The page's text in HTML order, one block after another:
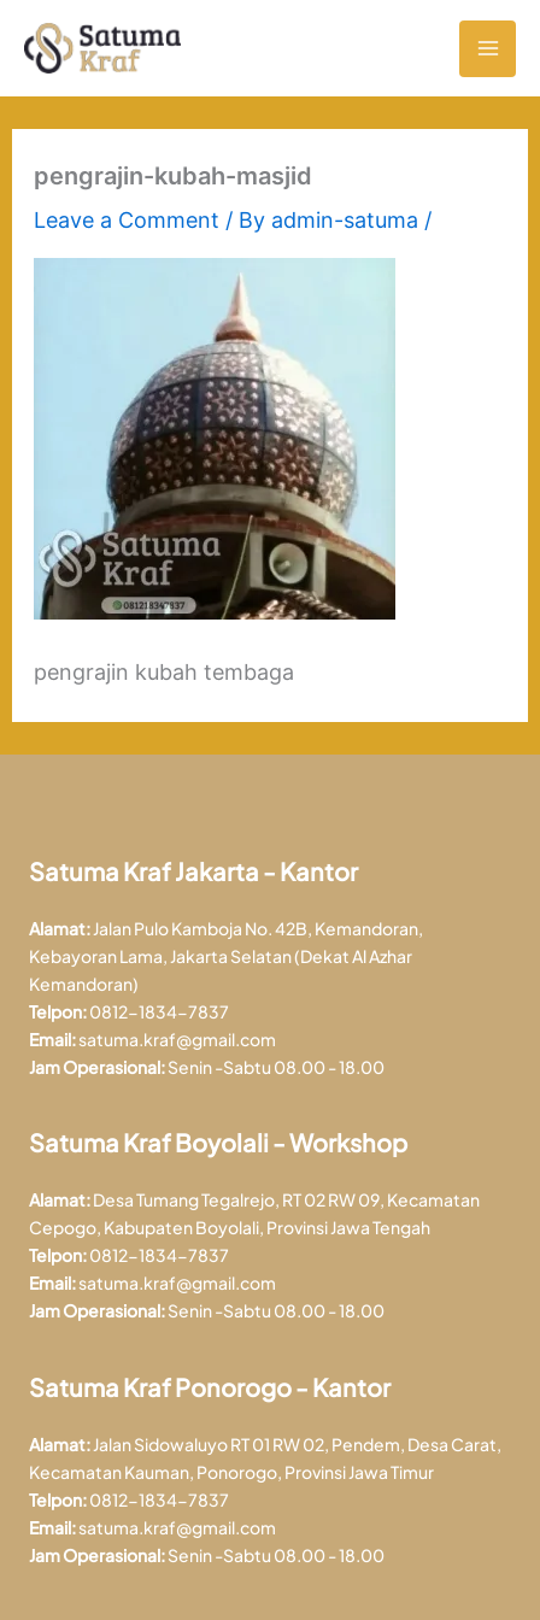
pengrajin-kubah-masjid
Leave a Comment / By admin-satuma /
pengrajin kubah tembaga
Satuma Kraf Jakarta - Kantor
Alamat:Jalan Pulo Kamboja No. 42B, Kemandoran,
Kebayoran Lama, Jakarta Selatan (Dekat Al Azhar
Kemandoran)
Telpon:0812-1834-7837
Email:satuma.kraf@gmail.com
Jam Operasional:Senin -Sabtu 08.00 - 18.00
Satuma Kraf Boyolali - Workshop
Alamat:Desa Tumang Tegalrejo, RT 02 RW 09, Kecamatan
Cepogo, Kabupaten Boyolali, Provinsi Jawa Tengah
Telpon:0812-1834-7837
Email:satuma.kraf@gmail.com
Jam Operasional:Senin -Sabtu 08.00 - 18.00
Satuma Kraf Ponorogo - Kantor
Alamat:Jalan Sidowaluyo RT 01 RW 02, Pendem, Desa Carat,
Kecamatan Kauman, Ponorogo, Provinsi Jawa Timur
Telpon:0812-1834-7837
Email:satuma.kraf@gmail.com
Jam Operasional:Senin -Sabtu 08.00 - 18.00